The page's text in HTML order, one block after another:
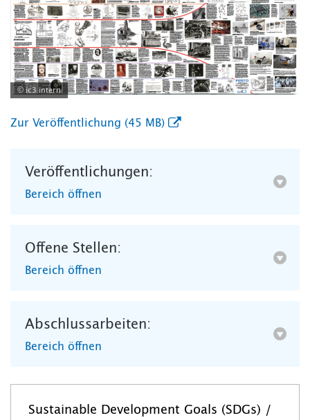
© ic3 intern
Zur Veröffentlichung (45 MB)
Veröffentlichungen:
Bereich öffnen
Offene Stellen:
Bereich öffnen
Abschlussarbeiten:
Bereich öffnen
Sustainable Development Goals (SDGs) /